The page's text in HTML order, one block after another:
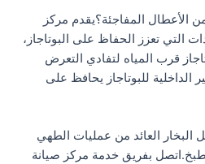
الأعطال المفاجئة؟يقدم مركز
التي تعزز الحفاظ على البوتاجاز،
قرب المياه لتفادي التعرض
الداخلية للبوتاجاز يحافظ على
العائد من عمليات الطهي
بفريق خدمة مركز صيانة